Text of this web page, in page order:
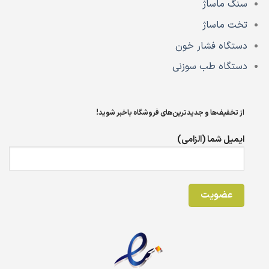
سنگ ماساژ
تخت ماساژ
دستگاه فشار خون
دستگاه طب سوزنی
از تخفیف‌ها و جدیدترین‌های فروشگاه باخبر شوید!
ایمیل شما (الزامی)